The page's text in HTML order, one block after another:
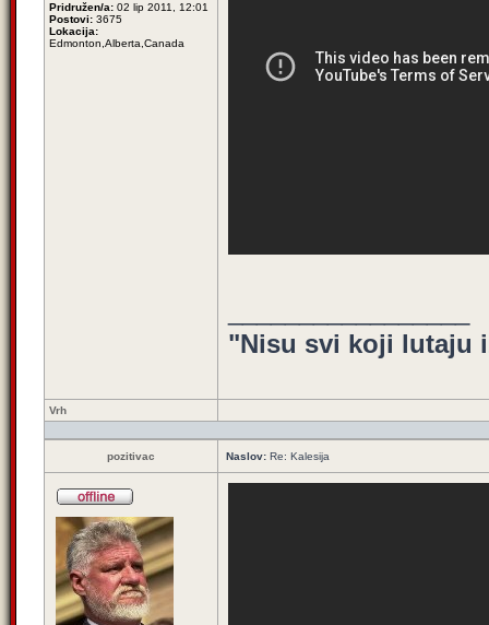
Pridružen/a: 02 lip 2011, 12:01
Postovi: 3675
Lokacija:
Edmonton,Alberta,Canada
"Nisu svi koji lutaju
Vrh
pozitivac Naslov: Re: Kalesija